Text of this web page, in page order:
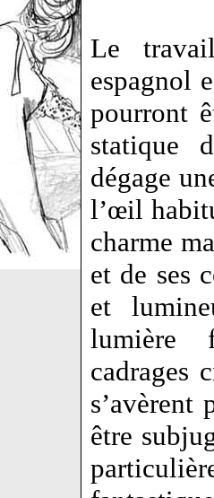
Le
espagnol
pourront
statique
dégage
l’œil
charme
et de ses
et
lumière
cadrages
être